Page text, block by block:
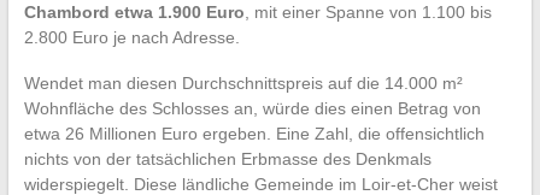
Chambord etwa 1.900 Euro , mit einer Spanne von 1.100 bis
2.800 Euro je nach Adresse.
Wendet man diesen Durchschnittspreis auf die 14.000 m²
Wohnfläche des Schlosses an, würde dies einen Betrag von
etwa 26 Millionen Euro ergeben. Eine Zahl, die offensichtlich
nichts von der tatsächlichen Erbmasse des Denkmals
widerspiegelt. Diese ländliche Gemeinde im Loir-et-Cher weist